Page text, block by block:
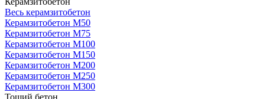
Весь керамзитобетон
Керамзитобетон М50
Керамзитобетон М75
Керамзитобетон М100
Керамзитобетон М150
Керамзитобетон М200
Керамзитобетон М250
Керамзитобетон М300